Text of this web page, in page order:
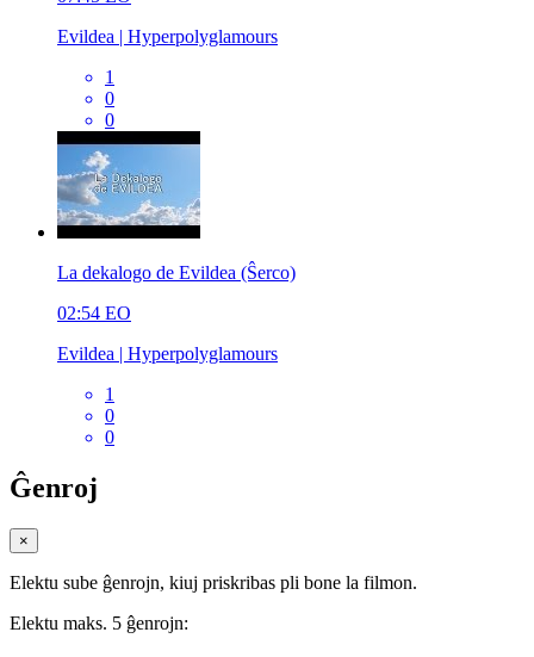
Evildea | Hyperpolyglamours
1
0
0
La dekalogo de Evildea (Ŝerco)
02:54 EO
Evildea | Hyperpolyglamours
1
0
0
Ĝenroj
×
Elektu sube ĝenrojn, kiuj priskribas pli bone la filmon.
Elektu maks. 5 ĝenrojn: